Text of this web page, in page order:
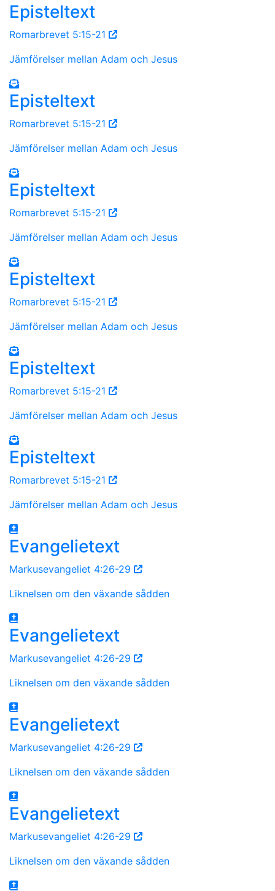
Episteltext
Romarbrevet 5:15-21
Jämförelser mellan Adam och Jesus
Episteltext
Romarbrevet 5:15-21
Jämförelser mellan Adam och Jesus
Episteltext
Romarbrevet 5:15-21
Jämförelser mellan Adam och Jesus
Episteltext
Romarbrevet 5:15-21
Jämförelser mellan Adam och Jesus
Episteltext
Romarbrevet 5:15-21
Jämförelser mellan Adam och Jesus
Episteltext
Romarbrevet 5:15-21
Jämförelser mellan Adam och Jesus
Evangelietext
Markusevangeliet 4:26-29
Liknelsen om den växande sådden
Evangelietext
Markusevangeliet 4:26-29
Liknelsen om den växande sådden
Evangelietext
Markusevangeliet 4:26-29
Liknelsen om den växande sådden
Evangelietext
Markusevangeliet 4:26-29
Liknelsen om den växande sådden